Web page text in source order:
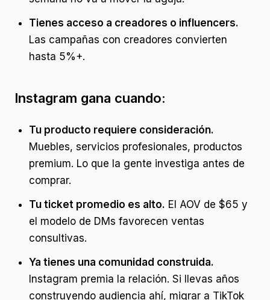
Tienes acceso a creadores o influencers.
Las campañas con creadores convierten
hasta 5%+.
Instagram gana cuando:
Tu producto requiere consideración.
Muebles, servicios profesionales, productos
premium. Lo que la gente investiga antes de
comprar.
Tu ticket promedio es alto. El AOV de $65 y
el modelo de DMs favorecen ventas
consultivas.
Ya tienes una comunidad construida.
Instagram premia la relación. Si llevas años
construyendo audiencia ahí, migrar a TikTok